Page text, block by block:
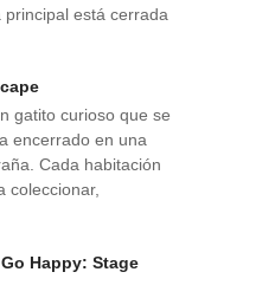
está cerrada
gatito curioso que se
encerrado en una
Cada habitación
coleccionar,
Happy: Stage